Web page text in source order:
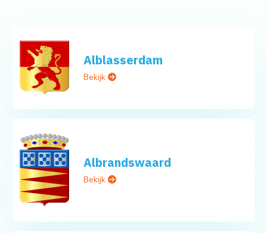
Alblasserdam
Bekijk
Albrandswaard
Bekijk